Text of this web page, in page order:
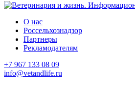
О нас
Россельхознадзор
Партнеры
Рекламодателям
+7 967 133 08 09
info@vetandlife.ru